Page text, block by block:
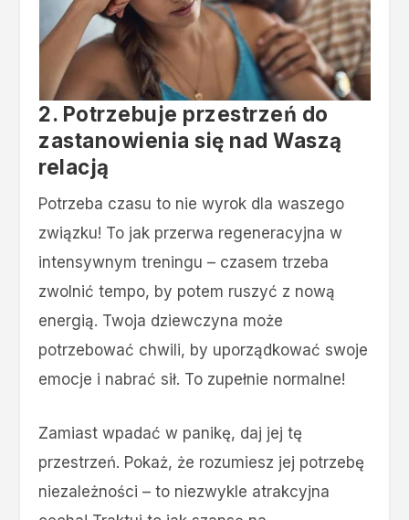
2. Potrzebuje przestrzeń do
zastanowienia się nad Waszą
relacją
Potrzeba czasu to nie wyrok dla waszego
związku! To jak przerwa regeneracyjna w
intensywnym treningu – czasem trzeba
zwolnić tempo, by potem ruszyć z nową
energią. Twoja dziewczyna może
potrzebować chwili, by uporządkować swoje
emocje i nabrać sił. To zupełnie normalne!
Zamiast wpadać w panikę, daj jej tę
przestrzeń. Pokaż, że rozumiesz jej potrzebę
niezależności – to niezwykle atrakcyjna